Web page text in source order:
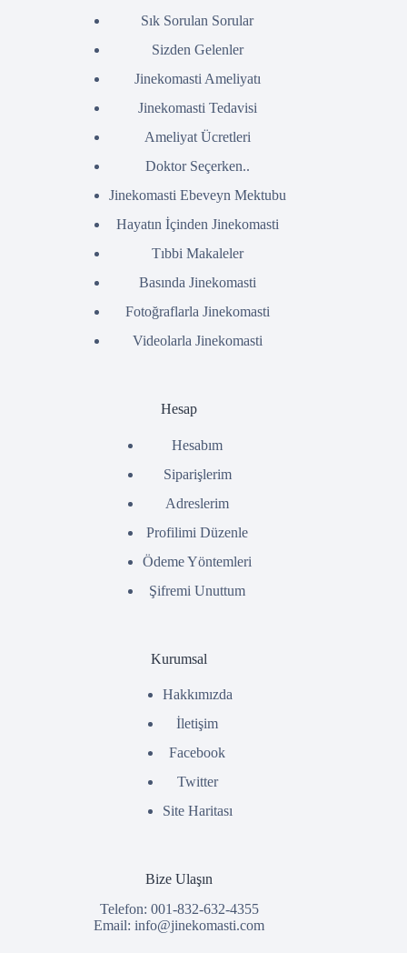
Sık Sorulan Sorular
Sizden Gelenler
Jinekomasti Ameliyatı
Jinekomasti Tedavisi
Ameliyat Ücretleri
Doktor Seçerken..
Jinekomasti Ebeveyn Mektubu
Hayatın İçinden Jinekomasti
Tıbbi Makaleler
Basında Jinekomasti
Fotoğraflarla Jinekomasti
Videolarla Jinekomasti
Hesap
Hesabım
Siparişlerim
Adreslerim
Profilimi Düzenle
Ödeme Yöntemleri
Şifremi Unuttum
Kurumsal
Hakkımızda
İletişim
Facebook
Twitter
Site Haritası
Bize Ulaşın
Telefon: 001-832-632-4355
Email:info@jinekomasti.com